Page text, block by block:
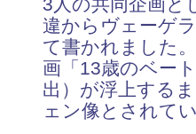
違からヴェーゲ
て書かれました
画「13歳のベー
出）が浮上する
ェン像とされて